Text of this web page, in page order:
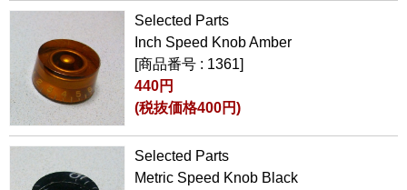
Selected Parts
Inch Speed Knob Amber
[商品番号 : 1361]
440円
(税抜価格400円)
Selected Parts
Metric Speed Knob Black